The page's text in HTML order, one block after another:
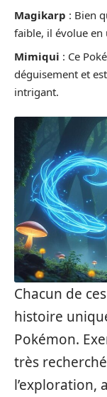
Magikarp : Bien
faible, il évolue en
Mimiqui : Ce
déguisement et
intrigant.
Chacun de
histoire
Pokémon.
très
l’exploration,